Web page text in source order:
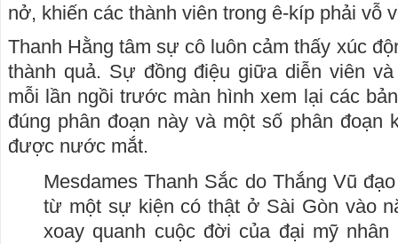
nở, khiến các thành viên trong ê-kíp phải vỗ
Thanh Hằng tâm sự cô luôn cảm thấy xúc
thành quả. Sự đồng điệu giữa diễn viên
mỗi lần ngồi trước màn hình xem lại các
đúng phân đoạn này và một số phân đoạn
được nước mắt.
Mesdames Thanh Sắc do Thắng Vũ
từ một sự kiện có thật ở Sài Gòn vào
xoay quanh cuộc đời của đại mỹ nhân